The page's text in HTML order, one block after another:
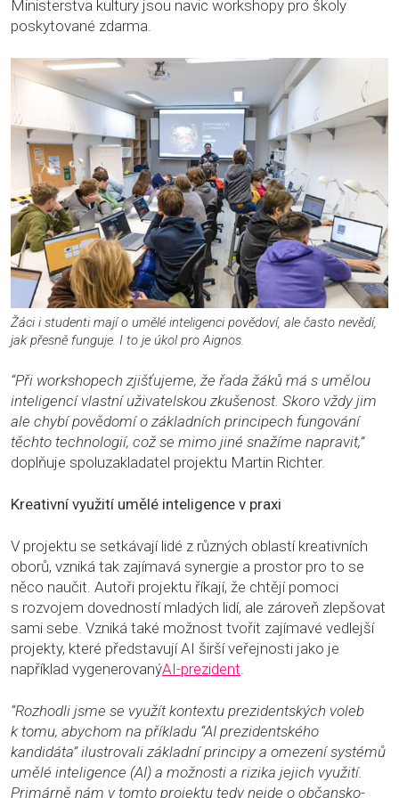
Ministerstva kultury jsou navic workshopy pro školy
poskytované zdarma.
Žáci i studenti mají o umělé inteligenci povědoví, ale často nevědí,
jak přesně funguje. I to je úkol pro Aignos.
“Při workshopech zjišťujeme, že řada žáků má s umělou
inteligencí vlastní uživatelskou zkušenost. Skoro vždy jim
ale chybí povědomí o základních principech fungování
těchto technologií, což se mimo jiné snažíme napravit,”
doplňuje spoluzakladatel projektu Martin Richter.
Kreativní využití umělé inteligence v praxi
V projektu se setkávají lidé z různých oblastí kreativních
oborů, vzniká tak zajímavá synergie a prostor pro to se
něco naučit. Autoři projektu říkají, že chtějí pomoci
s rozvojem dovedností mladých lidí, ale zároveň zlepšovat
sami sebe. Vzniká také možnost tvořit zajímavé vedlejší
projekty, které představují AI širší veřejnosti jako je
například vygenerovanýAI-prezident.
“Rozhodli jsme se využít kontextu prezidentských voleb
k tomu, abychom na příkladu “AI prezidentského
kandidáta” ilustrovali základní principy a omezení systémů
umělé inteligence (AI) a možnosti a rizika jejich využití.
Primárně nám v tomto projektu tedy nejde o občansko-